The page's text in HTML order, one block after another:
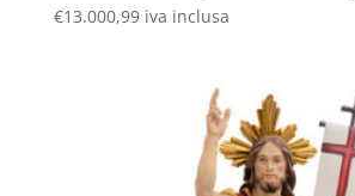
€13.000,99 iva inclusa